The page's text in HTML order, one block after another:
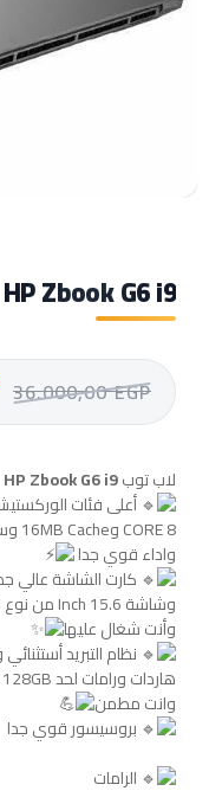
HP Zbook G6 i9
36.000,00EGP
لاب توب
واداء قوي جدا
وأنت شغال عليها
وانت مطمن
بروسيسور قوي جدا
الرامات